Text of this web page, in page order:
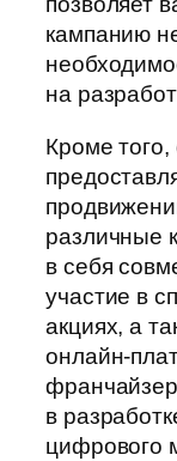
кампанию
на
Кроме
различные
в себя
участие в
акциях, а
онлайн-
в
цифрового